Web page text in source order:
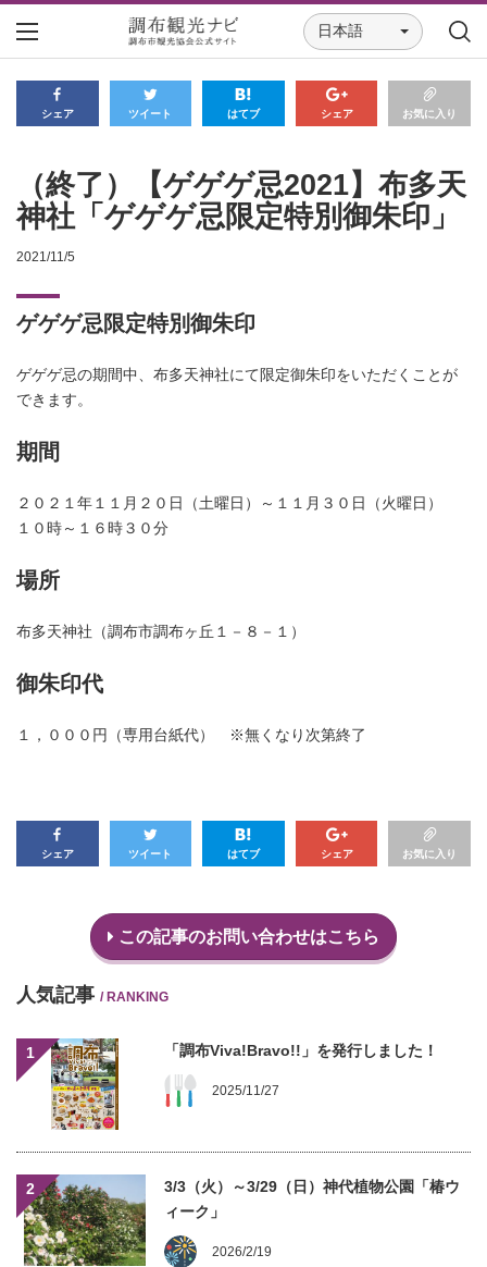
日本語
シェア ツイート はてブ シェア お気に入り
（終了）【ゲゲゲ忌2021】布多天
神社「ゲゲゲ忌限定特別御朱印」
2021/11/5
ゲゲゲ忌限定特別御朱印
ゲゲゲ忌の期間中、布多天神社にて限定御朱印をいただくことが
できます。
期間
２０２１年１１月２０日（土曜日）～１１月３０日（火曜日）
１０時～１６時３０分
場所
布多天神社（調布市調布ヶ丘１－８－１）
御朱印代
１，０００円（専用台紙代） ※無くなり次第終了
シェア ツイート はてブ シェア お気に入り
この記事のお問い合わせはこちら
人気記事 / RANKING
1 「調布Viva!Bravo!!」を発行しました！
2025/11/27
2
3/3（火）～3/29（日）神代植物公園「椿ウ
ィーク」
2026/2/19